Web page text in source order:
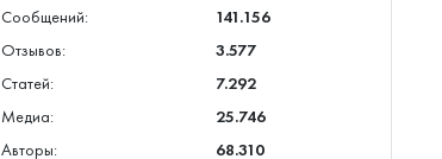
Сообщений:
141.156
Отзывов:
3.577
Статей:
7.292
Медиа:
25.746
Авторы:
68.310